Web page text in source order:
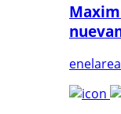
enelarea